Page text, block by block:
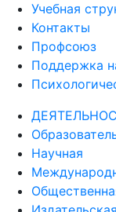
Учебная
Контакты
Профсоюз
Поддержка
Научная